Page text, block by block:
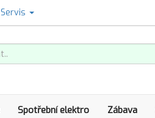
Servis
Spotřební elektro Zábava